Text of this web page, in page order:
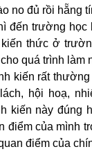
no đủ rồi hẵng
đến trường học
thức ở
quá trình làm
kiến rất
hội hoạ,
kiến này đúng
điểm của mình
điểm của